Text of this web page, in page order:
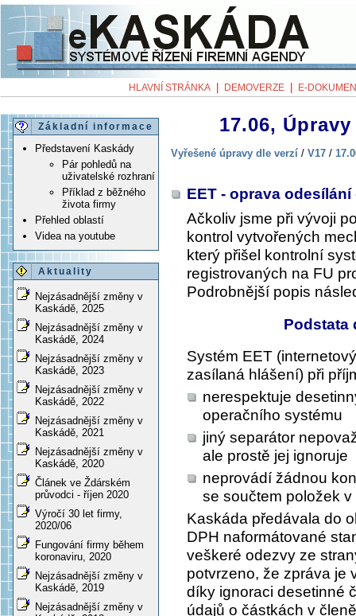
HLAVNÍ STRÁNKA DEMOVERZE E-
Základní informace
Představení Kaskády
Pár pohledů na
uživatelské rozhraní
Příklad z běžného
života firmy
Přehled oblastí
Videa na youtube
Aktuality
Nejzásadnější změny v
Kaskádě, 2025
Nejzásadnější změny v
Kaskádě, 2024
Nejzásadnější změny v
Kaskádě, 2023
Nejzásadnější změny v
Kaskádě, 2022
Nejzásadnější změny v
Kaskádě, 2021
Nejzásadnější změny v
Kaskádě, 2020
Článek ve Ždárském
průvodci - říjen 2020
Výročí 30 let firmy,
2020/06
Fungování firmy během
koronaviru, 2020
Nejzásadnější změny v
Kaskádě, 2019
Nejzásadnější změny v
17.06,
Vyřešené úpravy dle verzí / V17 /
EET - oprava
Ačkoliv jsme při vývoji
kontrol vytvořených
který přišel kontrolní
registrovaných na FU
Podrobnější popis
Podstata
Systém EET
zasílaná hlášení) při
nerespektuje
operačního systému
jiný separátor
ale prostě jej ignoruje
neprovádí žádnou
se součtem položek v
Kaskáda předávala do
DPH naformátované
veškeré odezvy ze
potvrzeno, že zpráva je
díky ignoraci desetinné
údajů o částkách v